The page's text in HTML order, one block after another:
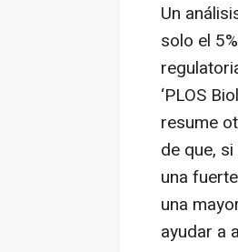
Un
solo el
‘PLOS
resume
de que,
una
una
ayudar a